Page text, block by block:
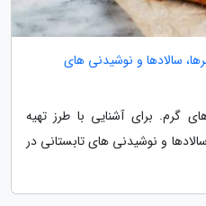
سالادها و نوشیدنی های
گرم. برای آشنایی با طرز تهیه
و نوشیدنی های تابستانی در